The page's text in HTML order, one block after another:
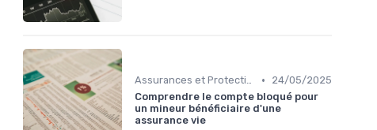
Assurances et Protections Financières •
24/05/2025
Comprendre le compte bloqué pour
un mineur bénéficiaire d'une
assurance vie